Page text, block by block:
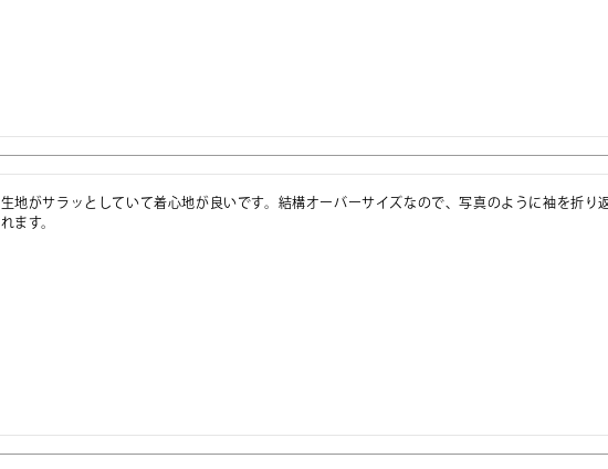
生地がサラッとしていて着心地が良いです。結構オーバーサイズなので、写真のように袖を折り
れます。